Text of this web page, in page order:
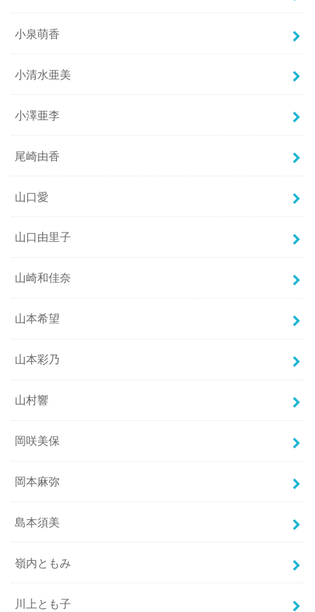
小泉萌香
小清水亜美
小澤亜李
尾崎由香
山口愛
山口由里子
山崎和佳奈
山本希望
山本彩乃
山村響
岡咲美保
岡本麻弥
島本須美
嶺内ともみ
川上とも子